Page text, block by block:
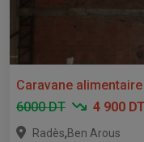
Caravane
6000 DT
4 900 DT
Radès,Ben Arous